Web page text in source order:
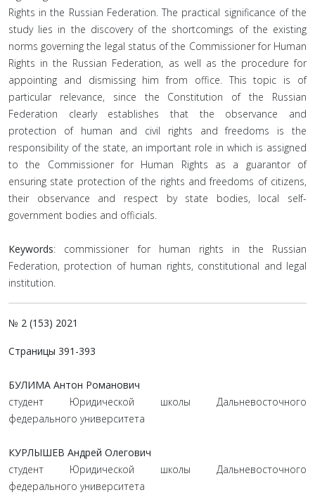
Rights in the Russian Federation. The practical significance of the
study lies in the discovery of the shortcomings of the existing
norms governing the legal status of the Commissioner for Human
Rights in the Russian Federation, as well as the procedure for
appointing and dismissing him from office. This topic is of
particular relevance, since the Constitution of the Russian
Federation clearly establishes that the observance and
protection of human and civil rights and freedoms is the
responsibility of the state, an important role in which is assigned
to the Commissioner for Human Rights as a guarantor of
ensuring state protection of the rights and freedoms of citizens,
their observance and respect by state bodies, local self-
government bodies and officials.
Keywords: commissioner for human rights in the Russian
Federation, protection of human rights, constitutional and legal
institution.
№ 2 (153) 2021
Страницы 391-393
БУЛИМА Антон Романович
студент Юридической школы Дальневосточного
федерального университета
КУРЛЫШЕВ Андрей Олегович
студент Юридической школы Дальневосточного
федерального университета